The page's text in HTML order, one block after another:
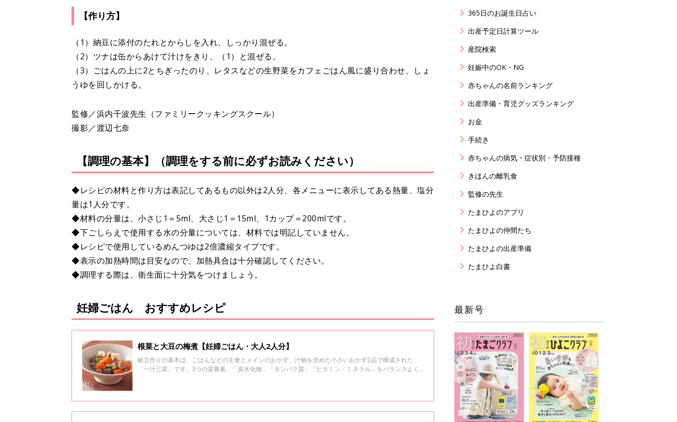
【作り方】
（1）納豆に添付のたれとからしを入れ、しっかり混ぜる。
（2）ツナは缶からあけて汁けをきり、（1）と混ぜる。
（3）ごはんの上に2とちぎったのり、レタスなどの生野菜をカフェごはん風に盛り合わせ、しょ
うゆを回しかける。
監修／浜内千波先生（ファミリークッキングスクール）
撮影／渡辺七奈
【調理の基本】（調理をする前に必ずお読みください）
◆レシピの材料と作り方は表記してあるもの以外は2人分、各メニューに表示してある熱量、塩分
量は1人分です。
◆材料の分量は、小さじ1＝5ml、大さじ1＝15ml、1カップ＝200mlです。
◆下ごしらえで使用する水の分量については、材料では明記していません。
◆レシピで使用しているめんつゆは2倍濃縮タイプです。
◆表示の加熱時間は目安なので、加熱具合は十分確認してください。
◆調理する際は、衛生面に十分気をつけましょう。
妊婦ごはん おすすめレシピ
根菜と大豆の梅煮【妊婦ごはん・大人2人分】
献立作りの基本は、ごはんなどの主食とメインのおかず、汁物を含めた小さいおかず2品で構成された
「一汁三菜」です。3つの栄養素、「炭水化物」「タンパク質」「ビタミン・ミネラル」をバランスよく
365日のお誕生日占い
出産予定日計算ツール
産院検索
妊娠中のOK・NG
赤ちゃんの名前ランキング
出産準備・育児グッズランキング
お金
手続き
赤ちゃんの病気・症状別・予防接種
きほんの離乳食
監修の先生
たまひよのアプリ
たまひよの仲間たち
たまひよの出産準備
たまひよ白書
最新号